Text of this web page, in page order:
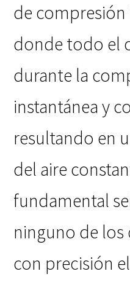
de
donde todo el
durante la
instantánea y
resultando en
del aire
fundamental
ninguno de
con precisión